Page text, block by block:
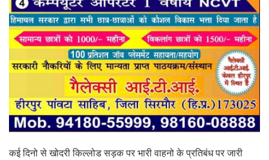
कई दिनो से खोदरी किल्लोड सड़क पर भारी वाहनो के प्रतिबंध पर जारी